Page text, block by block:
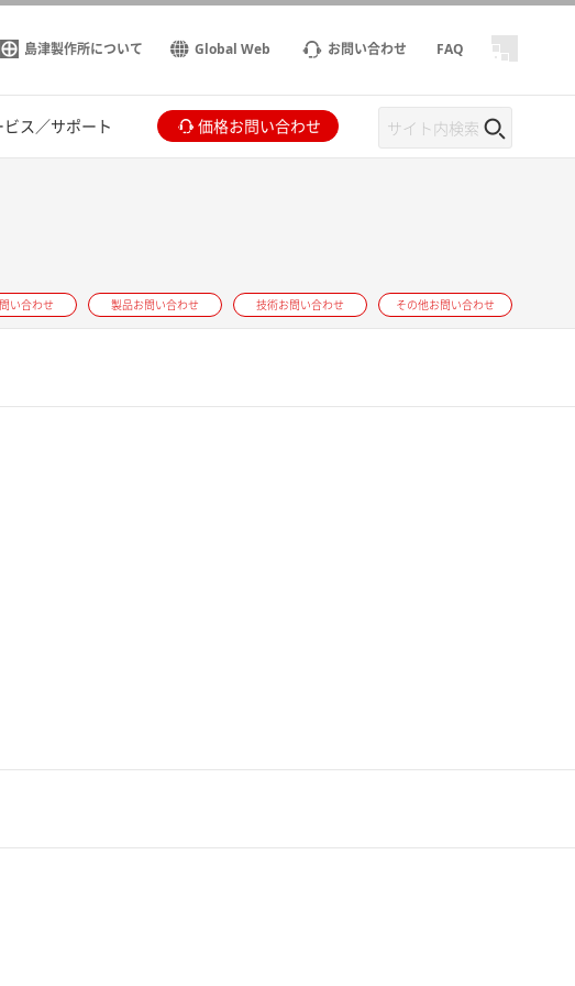
島津製作所について Global Web お問い合わせ FAQ
ビス／サポート 価格お問い合わせ
い合わせ 製品お問い合わせ 技術お問い合わせ その他お問い合わせ